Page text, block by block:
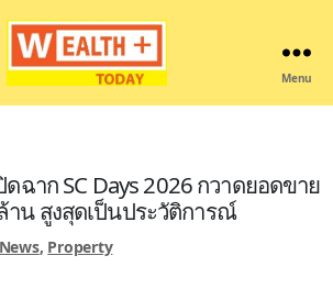
Menu
ฉาก SC Days 2026 กวาดยอดขาย
าน สูงสุดเป็นประวัติการณ์
, Property